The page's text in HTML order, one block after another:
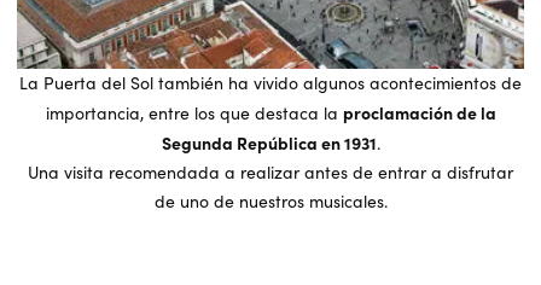
La Puerta del Sol también ha vivido algunos acontecimientos de
importancia, entre los que destaca la proclamación de la
Segunda República en 1931.
Una visita recomendada a realizar antes de entrar a disfrutar
de uno de nuestros musicales.